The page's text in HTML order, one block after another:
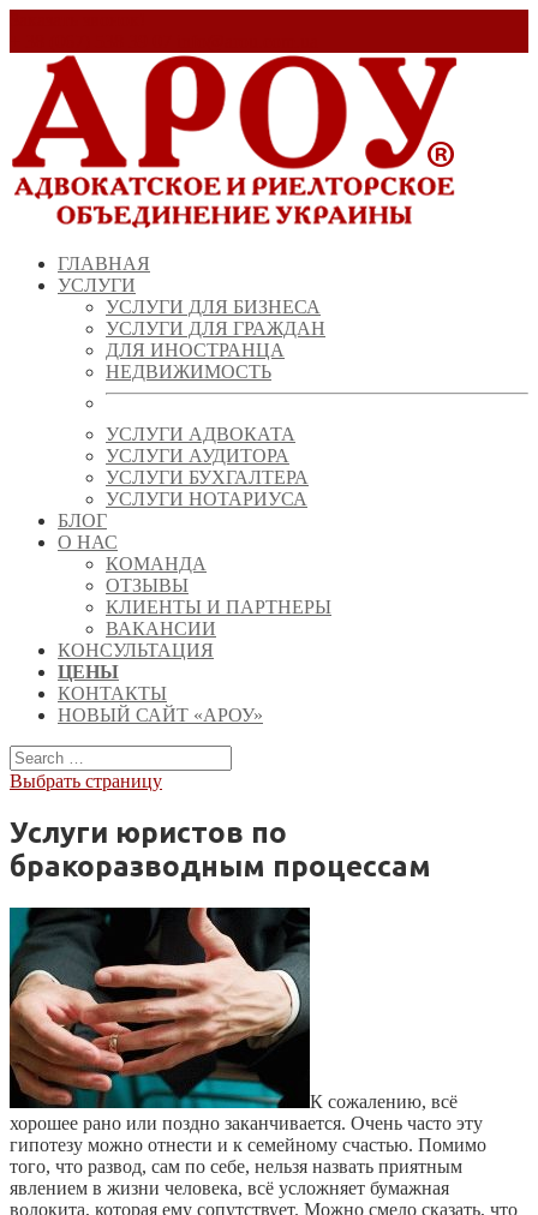
ГЛАВНАЯ
УСЛУГИ
УСЛУГИ ДЛЯ БИЗНЕСА
УСЛУГИ ДЛЯ ГРАЖДАН
ДЛЯ ИНОСТРАНЦА
НЕДВИЖИМОСТЬ
УСЛУГИ АДВОКАТА
УСЛУГИ АУДИТОРА
УСЛУГИ БУХГАЛТЕРА
УСЛУГИ НОТАРИУСА
БЛОГ
О НАС
КОМАНДА
ОТЗЫВЫ
КЛИЕНТЫ И ПАРТНЕРЫ
ВАКАНСИИ
КОНСУЛЬТАЦИЯ
ЦЕНЫ
КОНТАКТЫ
НОВЫЙ САЙТ «АРОУ»
Выбрать страницу
Услуги юристов по
бракоразводным процессам
К сожалению, всё
хорошее рано или поздно заканчивается. Очень часто эту
гипотезу можно отнести и к семейному счастью. Помимо
того, что развод, сам по себе, нельзя назвать приятным
явлением в жизни человека, всё усложняет бумажная
волокита, которая ему сопутствует. Можно смело сказать, что